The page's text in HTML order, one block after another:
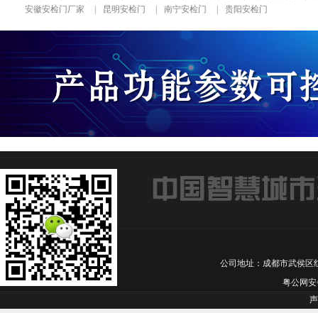
安徽安检门厂家
昆明安检门 南宁安检门 贵阳安检门
公司地址：成都市武侯区
粤公网安